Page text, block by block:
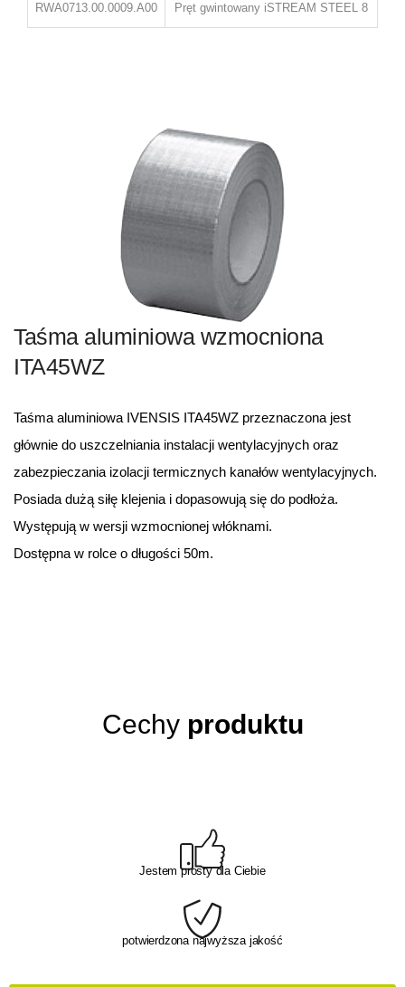
RWA0713.00.0009.A00 Pręt gwintowany iSTREAM STEEL 8
Taśma aluminiowa wzmocniona
ITA45WZ
Taśma aluminiowa IVENSIS ITA45WZ przeznaczona jest
głównie do uszczelniania instalacji wentylacyjnych oraz
zabezpieczania izolacji termicznych kanałów wentylacyjnych.
Posiada dużą siłę klejenia i dopasowują się do podłoża.
Występują w wersji wzmocnionej włóknami.
Dostępna w rolce o długości 50m.
Cechy produktu
Jestem prosty dla Ciebie
potwierdzona najwyższa jakość